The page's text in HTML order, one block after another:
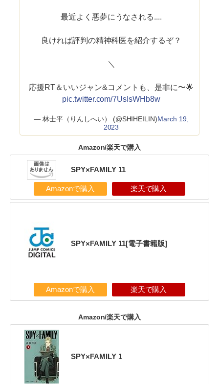
最近よく悪夢にうなされる....
良ければ評判の精神科医を紹介するぞ？
＼
応援RT＆いいジャン&コメントも、是非に〜🌟
pic.twitter.com/7UsIsWHb8w
— 林士平（りんしへい） (@SHIHEILIN)March 19,
2023
Amazon/楽天で購入
SPY×FAMILY 11
Amazonで購入 楽天で購入
SPY×FAMILY 11[電子書籍版]
Amazonで購入 楽天で購入
Amazon/楽天で購入
SPY×FAMILY 1